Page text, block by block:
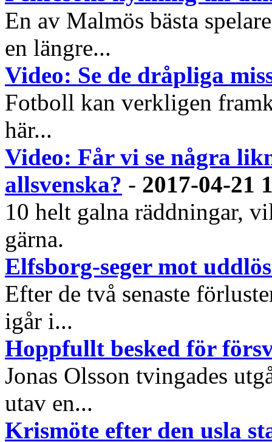
En av Malmös bästa
en längre...
Video: Se de dråpliga
Fotboll kan verkligen
här...
Video: Får vi se några
allsvenska? - 2017-04-21
10 helt galna räddningar,
gärna.
Elfsborg-seger mot
Efter de två senaste
igår i...
Hoppfullt besked för
Jonas Olsson tvingades
utav en...
Krismöte efter den usla